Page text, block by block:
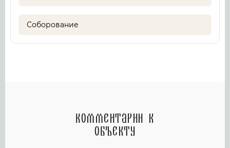
Соборование
Комментарии к
объекту